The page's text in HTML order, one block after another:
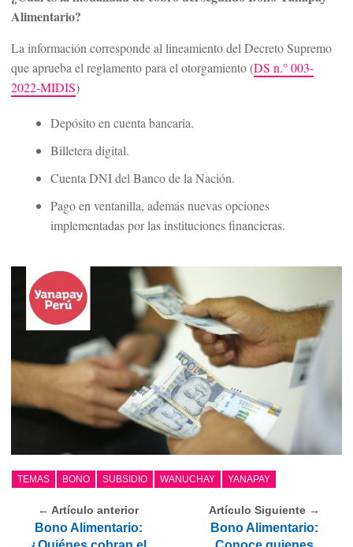
Alimentario?
La información corresponde al lineamiento del Decreto Supremo
que aprueba el reglamento para el otorgamiento (DS n.° 003-
2022-MIDIS)
Depósito en cuenta bancaria.
Billetera digital.
Cuenta DNI del Banco de la Nación.
Pago en ventanilla, además nuevas opciones
implementadas por las instituciones financieras.
TEMAS BONO SUBSIDIO WANUCHAY YANAPAY
← Artículo anterior
Bono Alimentario:
Artículo Siguiente →
Bono Alimentario: